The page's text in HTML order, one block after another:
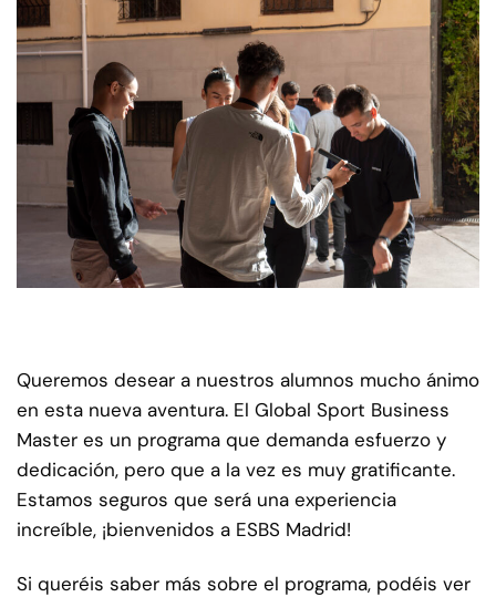
Queremos desear a nuestros alumnos mucho ánimo
en esta nueva aventura. El Global Sport Business
Master es un programa que demanda esfuerzo y
dedicación, pero que a la vez es muy gratificante.
Estamos seguros que será una experiencia
increíble, ¡bienvenidos a ESBS Madrid!
Si queréis saber más sobre el programa, podéis ver